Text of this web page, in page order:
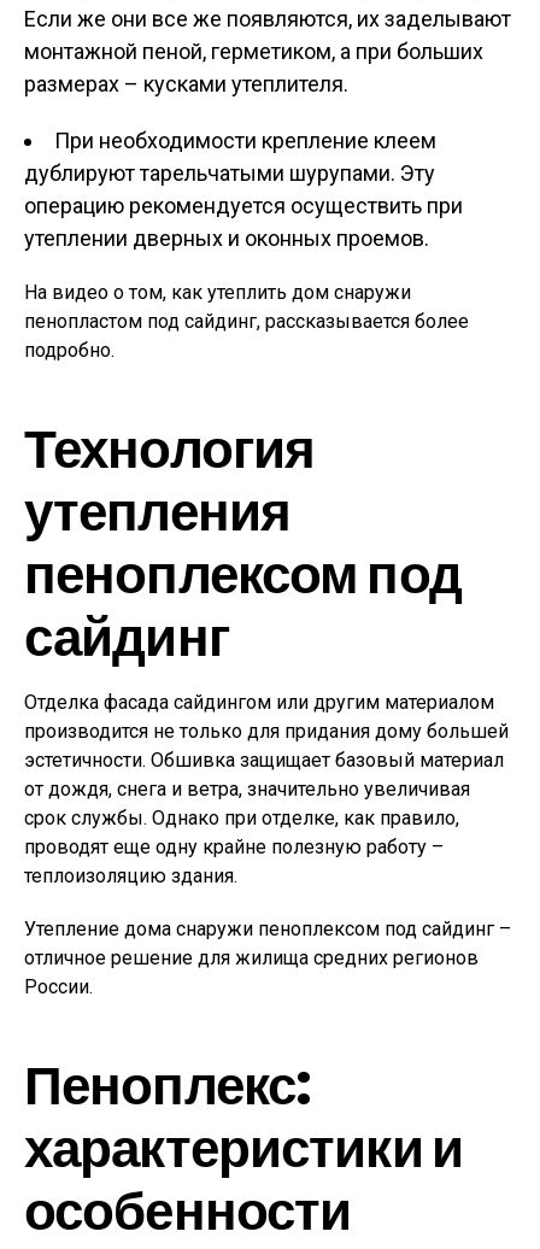
Если же они все же появляются, их заделывают
монтажной пеной, герметиком, а при больших
размерах – кусками утеплителя.
При необходимости крепление клеем
дублируют тарельчатыми шурупами. Эту
операцию рекомендуется осуществить при
утеплении дверных и оконных проемов.
На видео о том, как утеплить дом снаружи
пенопластом под сайдинг, рассказывается более
подробно.
Технология
утеплени­я
пеноплексом под
сай­динг
Отделка фасада сайдингом или другим материалом
производится не только для придания дому большей
эстетичности. Обшивка защищает базовый материал
от дождя, снега и ветра, значительно увеличивая
срок службы. Однако при отделке, как правило,
проводят еще одну крайне полезную работу –
теплоизоляцию здания.
Утепление дома снаружи пеноплексом под сайдинг –
отличное решение для жилища средних регионов
России.
Пеноплекс:
характеристики и
особенности